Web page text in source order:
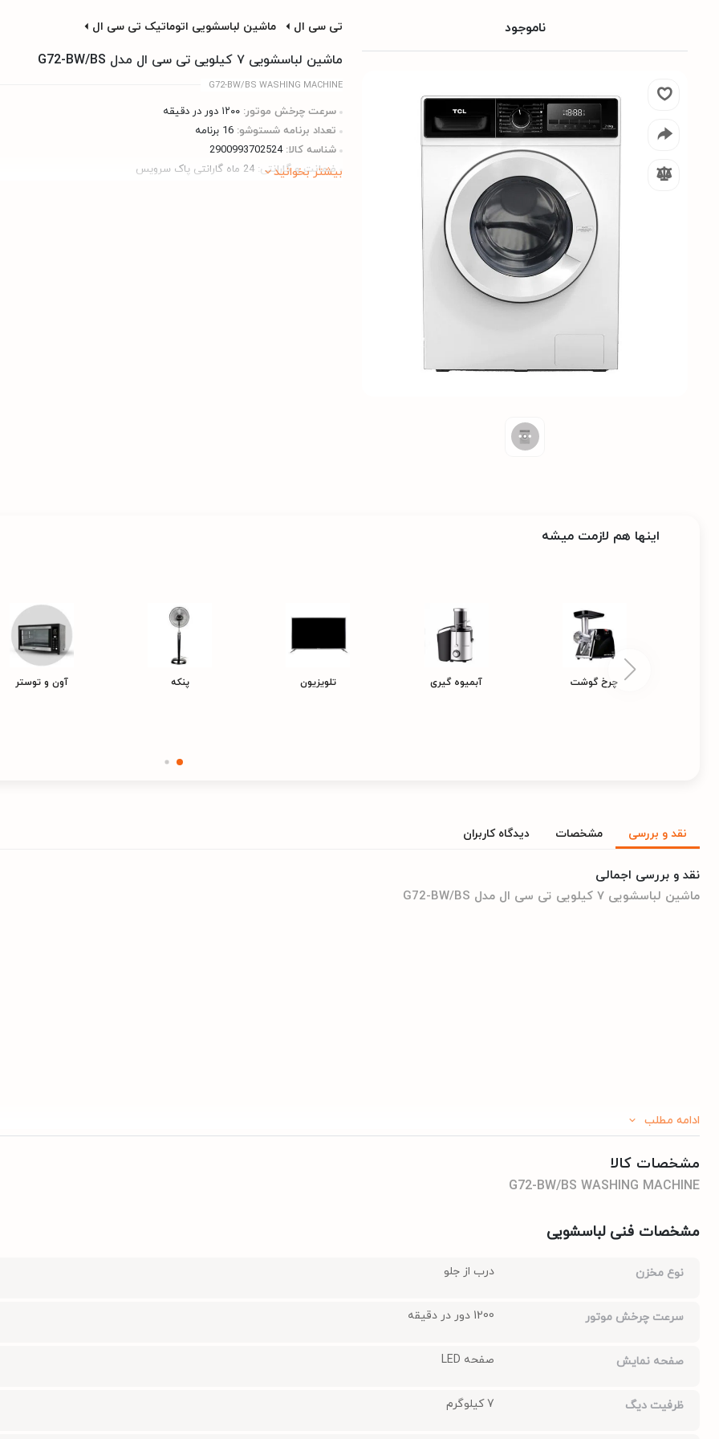
ناموجود تی سی ال ماشین لباسشویی اتوماتیک تی سی ال
ماشین لباسشویی ۷ کیلویی تی سی ال مدل G72-BW/BS
G72-BW/BS WASHING MACHINE
سرعت چرخش موتور: ۱۲۰۰ دور در دقیقه
تعداد برنامه شستوشو: 16 برنامه
شناسه کالا: 2900993702524
ضمانت و گارانتی: 24 ماه گارانتی پاک سرویس بیشتر بخوانید
اینها هم لازمت میشه
چرخ گوشت آبمیوه گیری تلویزیون پنکه آون و توستر
نقد و بررسی مشخصات دیدگاه کاربران
نقد و بررسی اجمالی
ماشین لباسشویی ۷ کیلویی تی سی ال مدل G72-BW/BS
ادامه مطلب
مشخصات کالا
G72-BW/BS WASHING MACHINE
مشخصات فنی لباسشویی
نوع مخزن درب از جلو
سرعت چرخش موتور 1200 دور در دقیقه
صفحه نمایش صفحه LED
ظرفیت دیگ 7 کیلوگرم